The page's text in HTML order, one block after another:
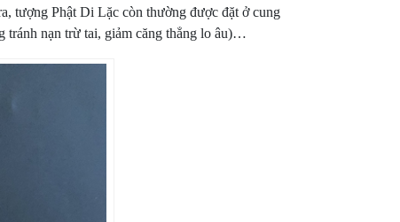
tượng Phật Di Lặc còn thường được đặt ở cung
tránh nạn trừ tai, giảm căng thẳng lo âu)…